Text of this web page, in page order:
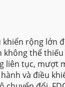
khiển rộng
thể
liên tục, mượt
và điều